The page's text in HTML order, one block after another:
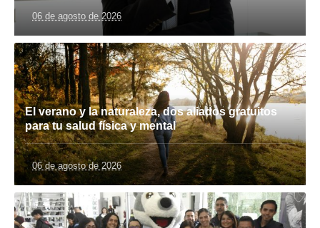
06 de agosto de 2026
El verano y la naturaleza, dos aliados gratuitos
para tu salud física y mental
06 de agosto de 2026